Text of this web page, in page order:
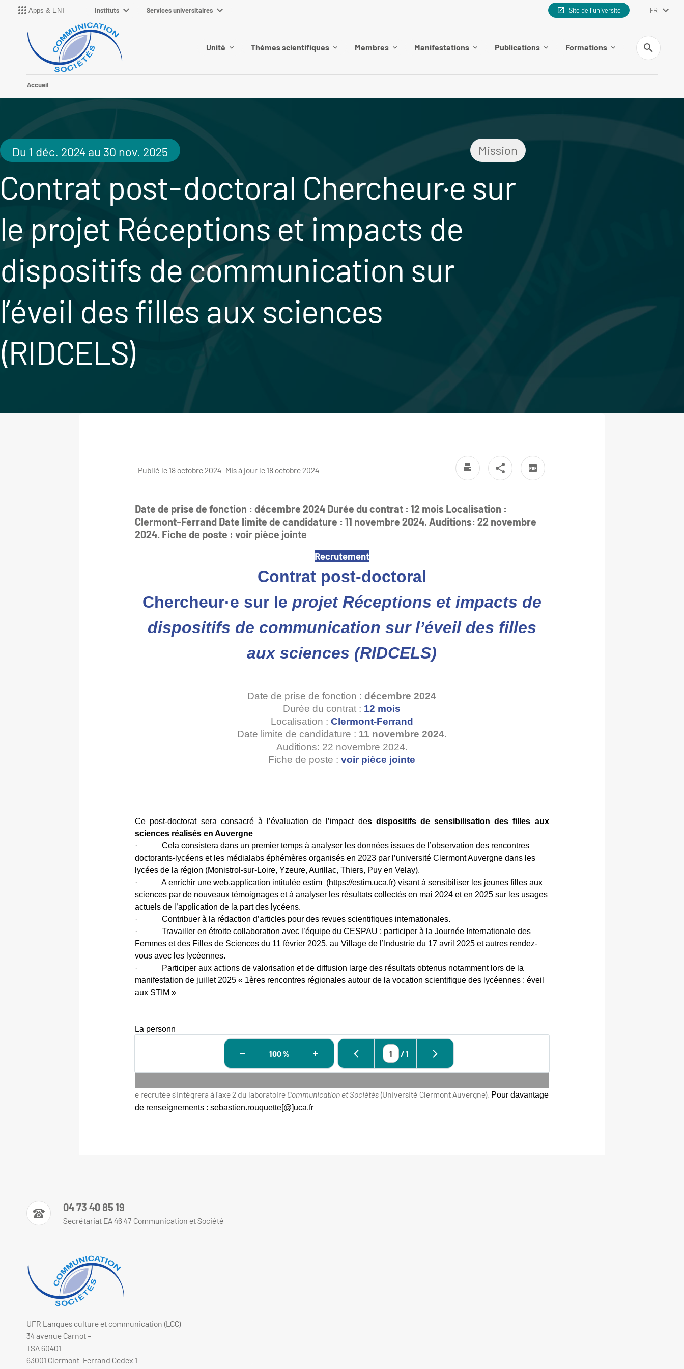
Apps & ENT Instituts Services universitaires Site de l'université FR
Unité Thèmes scientifiques Membres Manifestations Publications Formations
Recherche
Accueil
Du 1 déc. 2024 au 30 nov. 2025 Mission
Contrat post-doctoral Chercheur·e sur
le projet Réceptions et impacts de
dispositifs de communication sur
l’éveil des filles aux sciences
(RIDCELS)
Publié le 18 octobre 2024–Mis à jour le 18 octobre 2024
Date de prise de fonction : décembre 2024 Durée du contrat : 12 mois Localisation :
Clermont-Ferrand Date limite de candidature : 11 novembre 2024. Auditions: 22 novembre
2024. Fiche de poste : voir pièce jointe
Recrutement
Contrat post-doctoral
Chercheur·e sur le projet Réceptions et impacts de
dispositifs de communication sur l’éveil des filles
aux sciences (RIDCELS)
Date de prise de fonction : décembre 2024
Durée du contrat : 12 mois
Localisation : Clermont-Ferrand
Date limite de candidature : 11 novembre 2024.
Auditions: 22 novembre 2024.
Fiche de poste : voir pièce jointe
Ce post-doctorat sera consacré à l’évaluation de l’impact des dispositifs de sensibilisation des filles aux
sciences réalisés en Auvergne
·Cela consistera dans un premier temps à analyser les données issues de l’observation des rencontres
doctorants-lycéens et les médialabs éphémères organisés en 2023 par l’université Clermont Auvergne dans les
lycées de la région (Monistrol-sur-Loire, Yzeure, Aurillac, Thiers, Puy en Velay).
·A enrichir une web.application intitulée estim (https://estim.uca.fr)visant à sensibiliser les jeunes filles aux
sciences par de nouveaux témoignages et à analyser les résultats collectés en mai 2024 et en 2025 sur les usages
actuels de l’application de la part des lycéens.
·Contribuer à la rédaction d’articles pour des revues scientifiques internationales.
·Travailler en étroite collaboration avec l’équipe du CESPAU : participer à la Journée Internationale des
Femmes et des Filles de Sciences du 11 février 2025, au Village de l’Industrie du 17 avril 2025 et autres rendez-
vous avec les lycéennes.
· Participer aux actions de valorisation et de diffusion large des résultats obtenus notamment lors de la
manifestation de juillet 2025 « 1ères rencontres régionales autour de la vocation scientifique des lycéennes : éveil
aux STIM »
La personn
100 % /1
e recrutée s’intègrera à l’axe 2 du laboratoire Communication et Sociétés (Université Clermont Auvergne). Pour davantage
de renseignements : sebastien.rouquette[@]uca.fr
04 73 40 85 19
Secrétariat EA 46 47 Communication et Société
UFR Langues culture et communication (LCC)
34 avenue Carnot -
TSA 60401
63001 Clermont-Ferrand Cedex 1